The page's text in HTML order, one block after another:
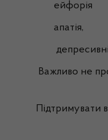
ейфорія
апатія,
Важливо не
Підтримувати